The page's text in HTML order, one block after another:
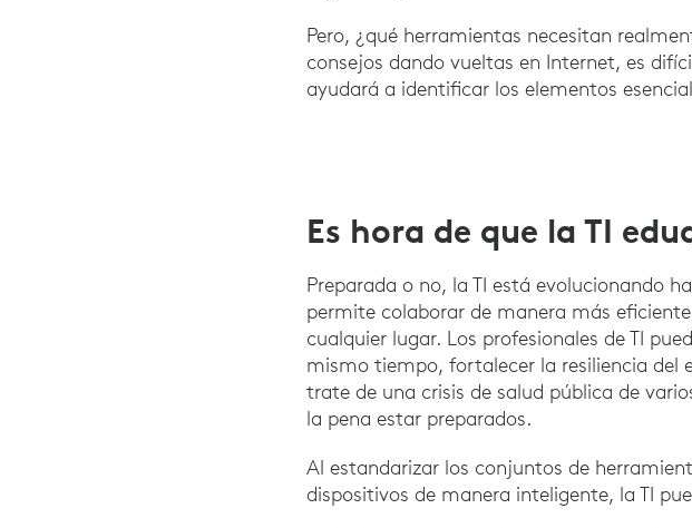
Pero, ¿qué herramientas necesitan
consejos dando vueltas en Internet, es
ayudará a identificar los elementos
Es hora de que la TI
Preparada o no, la TI está evolucionando
permite colaborar de manera más
cualquier lugar. Los profesionales de TI
mismo tiempo, fortalecer la resiliencia del
trate de una crisis de salud pública de
la pena estar preparados.
Al estandarizar los conjuntos de
dispositivos de manera inteligente, la TI